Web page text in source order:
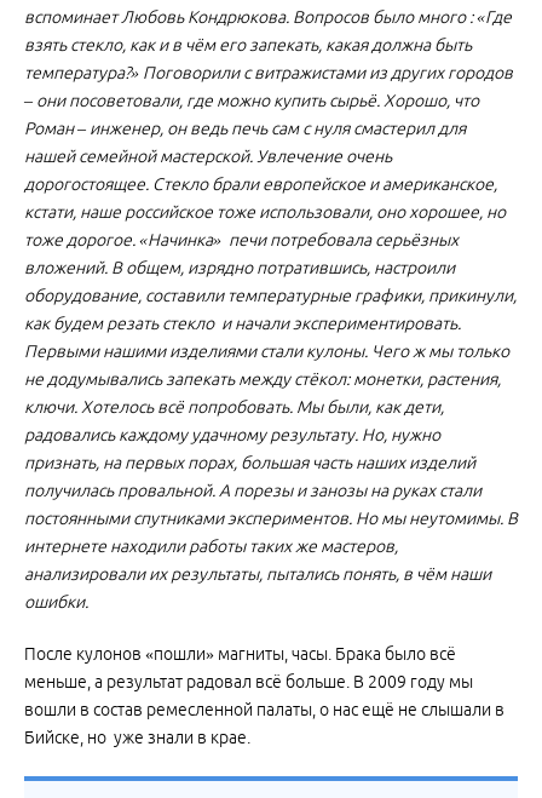
вспоминает Любовь Кондрюкова. Вопросов было много : «Где
взять стекло, как и в чём его запекать, какая должна быть
температура?» Поговорили с витражистами из других городов
– они посоветовали, где можно купить сырьё. Хорошо, что
Роман – инженер, он ведь печь сам с нуля смастерил для
нашей семейной мастерской. Увлечение очень
дорогостоящее. Стекло брали европейское и американское,
кстати, наше российское тоже использовали, оно хорошее, но
тоже дорогое. «Начинка» печи потребовала серьёзных
вложений. В общем, изрядно потратившись, настроили
оборудование, составили температурные графики, прикинули,
как будем резать стекло и начали экспериментировать.
Первыми нашими изделиями стали кулоны. Чего ж мы только
не додумывались запекать между стёкол: монетки, растения,
ключи. Хотелось всё попробовать. Мы были, как дети,
радовались каждому удачному результату. Но, нужно
признать, на первых порах, большая часть наших изделий
получилась провальной. А порезы и занозы на руках стали
постоянными спутниками экспериментов. Но мы неутомимы. В
интернете находили работы таких же мастеров,
анализировали их результаты, пытались понять, в чём наши
ошибки.
После кулонов «пошли» магниты, часы. Брака было всё
меньше, а результат радовал всё больше. В 2009 году мы
вошли в состав ремесленной палаты, о нас ещё не слышали в
Бийске, но уже знали в крае.